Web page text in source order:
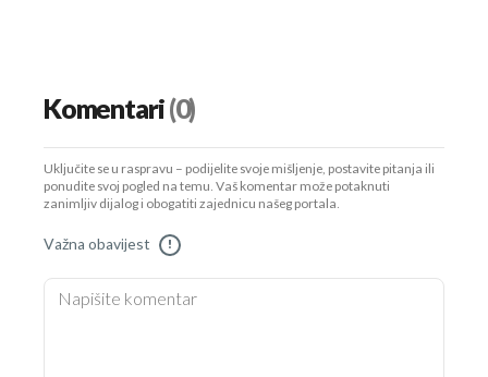
Komentari(0)
Uključite se u raspravu – podijelite svoje mišljenje, postavite pitanja ili
ponudite svoj pogled na temu. Vaš komentar može potaknuti
zanimljiv dijalog i obogatiti zajednicu našeg portala.
Važna obavijest !